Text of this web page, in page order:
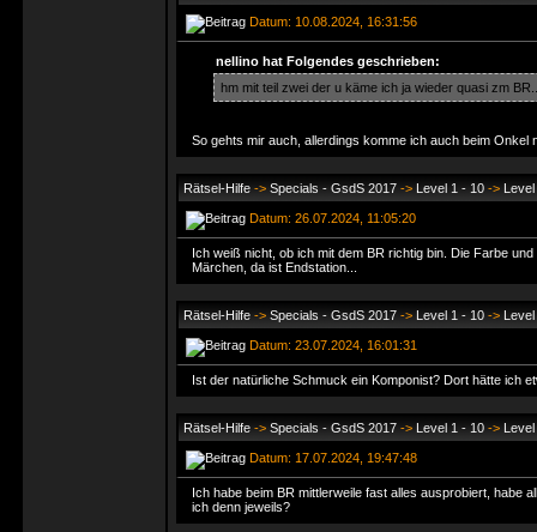
Datum: 10.08.2024, 16:31:56
nellino hat Folgendes geschrieben:
hm mit teil zwei der u käme ich ja wieder quasi zm
So gehts mir auch, allerdings komme ich auch beim Onkel
Rätsel-Hilfe -> Specials - GsdS 2017 -> Level 1 - 10 -> Level
Datum: 26.07.2024, 11:05:20
Ich weiß nicht, ob ich mit dem BR richtig bin. Die Farbe
Märchen, da ist Endstation...
Rätsel-Hilfe -> Specials - GsdS 2017 -> Level 1 - 10 ->
Datum: 23.07.2024, 16:01:31
Ist der natürliche Schmuck ein Komponist? Dort hätte ich
Rätsel-Hilfe -> Specials - GsdS 2017 -> Level 1 - 10 ->
Datum: 17.07.2024, 19:47:48
Ich habe beim BR mittlerweile fast alles ausprobiert, habe
ich denn jeweils?